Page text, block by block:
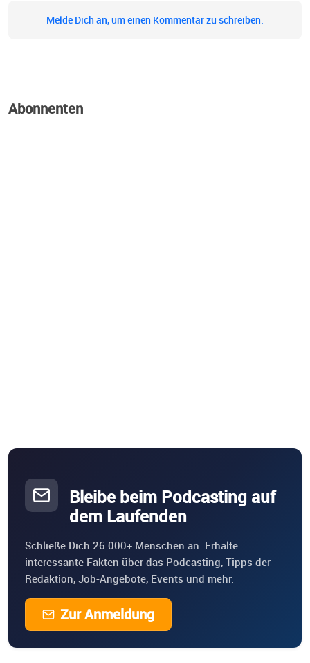
Melde Dich an, um einen Kommentar zu schreiben.
Abonnenten
Bleibe beim Podcasting auf
dem Laufenden
Schließe Dich 26.000+ Menschen an. Erhalte
interessante Fakten über das Podcasting, Tipps der
Redaktion, Job-Angebote, Events und mehr.
Zur Anmeldung